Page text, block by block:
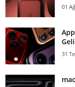
01
31